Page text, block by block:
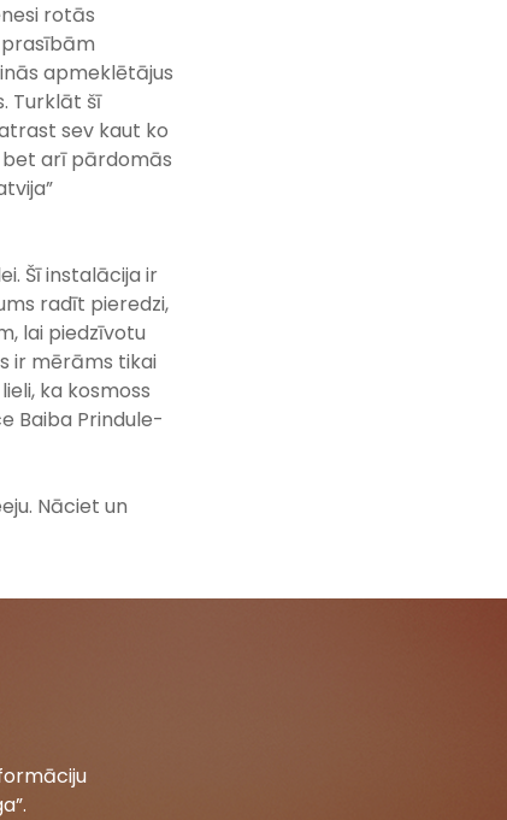
rotās
apmeklētājus
Turklāt šī
sev kaut ko
bet arī pārdomās
Šī instalācija ir
radīt pieredzi,
lai piedzīvotu
ir mērāms tikai
ka kosmoss
Baiba Prindule-
Nāciet un